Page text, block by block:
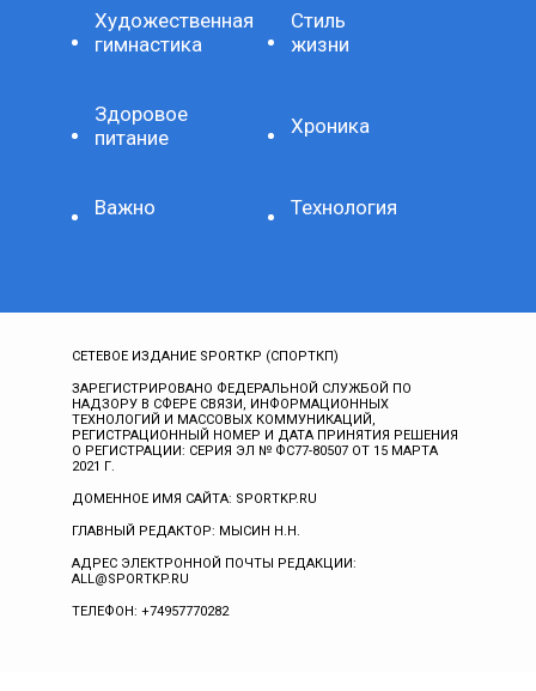
Художественная
гимнастика
Стиль
жизни
Здоровое
питание
Хроника
Важно Технология
СЕТЕВОЕ ИЗДАНИЕ SPORTKP (СПОРТКП)
ЗАРЕГИСТРИРОВАНО ФЕДЕРАЛЬНОЙ СЛУЖБОЙ ПО
НАДЗОРУ В СФЕРЕ СВЯЗИ, ИНФОРМАЦИОННЫХ
ТЕХНОЛОГИЙ И МАССОВЫХ КОММУНИКАЦИЙ,
РЕГИСТРАЦИОННЫЙ НОМЕР И ДАТА ПРИНЯТИЯ РЕШЕНИЯ
О РЕГИСТРАЦИИ: СЕРИЯ ЭЛ № ФС77-80507 ОТ 15 МАРТА
2021 Г.
ДОМЕННОЕ ИМЯ САЙТА: SPORTKP.RU
ГЛАВНЫЙ РЕДАКТОР: МЫСИН Н.Н.
АДРЕС ЭЛЕКТРОННОЙ ПОЧТЫ РЕДАКЦИИ:
ALL@SPORTKP.RU
ТЕЛЕФОН: +74957770282